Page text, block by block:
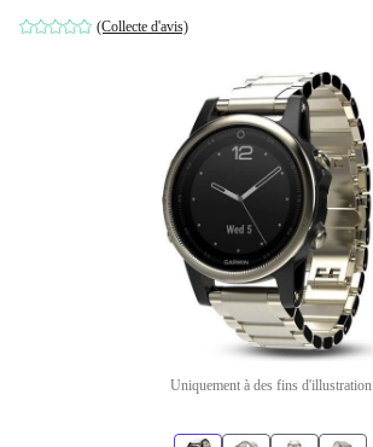
(Collecte d'avis)
Uniquement à des fins d'illustration